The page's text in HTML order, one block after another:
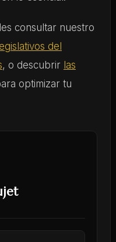
consultar nuestro
del
, o descubrir las
optimizar tu